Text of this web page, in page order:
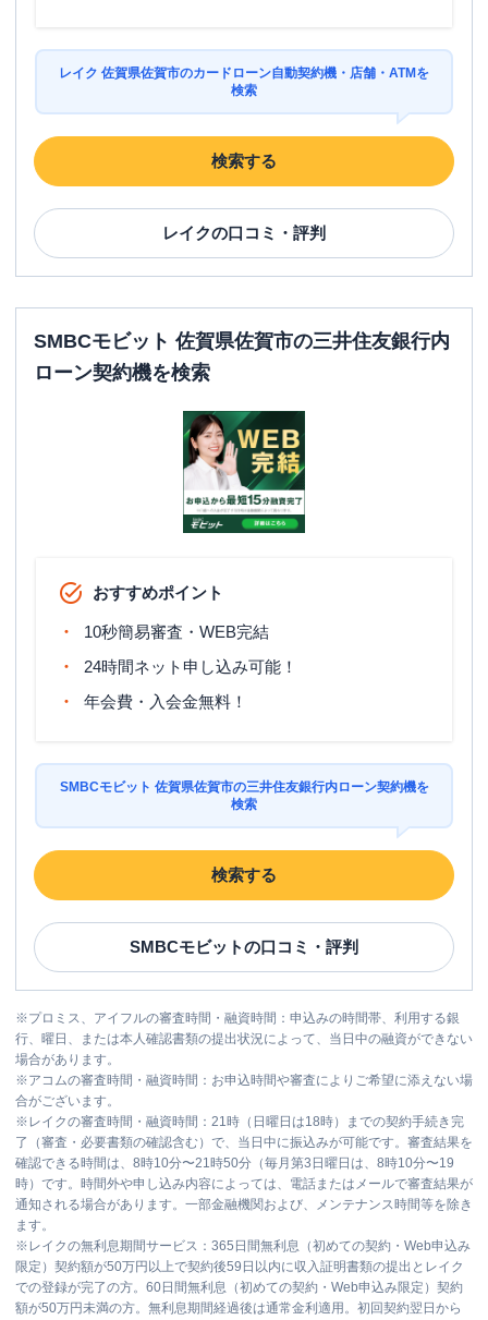
レイク 佐賀県佐賀市のカードローン自動契約機・店舗・ATMを
検索
検索する
レイクの口コミ・評判
SMBCモビット 佐賀県佐賀市の三井住友銀行内
ローン契約機を検索
おすすめポイント
10秒簡易審査・WEB完結
24時間ネット申し込み可能！
年会費・入会金無料！
SMBCモビット 佐賀県佐賀市の三井住友銀行内ローン契約機を
検索
検索する
SMBCモビットの口コミ・評判
※プロミス、アイフルの審査時間・融資時間：申込みの時間帯、利用する銀
行、曜日、または本人確認書類の提出状況によって、当日中の融資ができない
場合があります。
※アコムの審査時間・融資時間：お申込時間や審査によりご希望に添えない場
合がございます。
※ レイクの審査時間・融資時間：21時（日曜日は18時）までの契約手続き完
了（審査・必要書類の確認含む）で、当日中に振込みが可能です。審査結果を
確認できる時間は、8時10分〜21時50分（毎月第3日曜日は、8時10分〜19
時）です。時間外や申し込み内容によっては、電話またはメールで審査結果が
通知される場合があります。一部金融機関および、メンテナンス時間等を除き
ます。
※ レイクの無利息期間サービス：365日間無利息（初めての契約・Web申込み
限定）契約額が50万円以上で契約後59日以内に収入証明書類の提出とレイク
での登録が完了の方。60日間無利息（初めての契約・Web申込み限定）契約
額が50万円未満の方。無利息期間経過後は通常金利適用。初回契約翌日から